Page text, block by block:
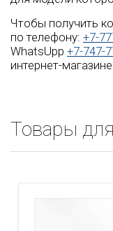
Чтобы получить
по телефону: +7-
WhatsUpp +7-747-
интернет-
Товары